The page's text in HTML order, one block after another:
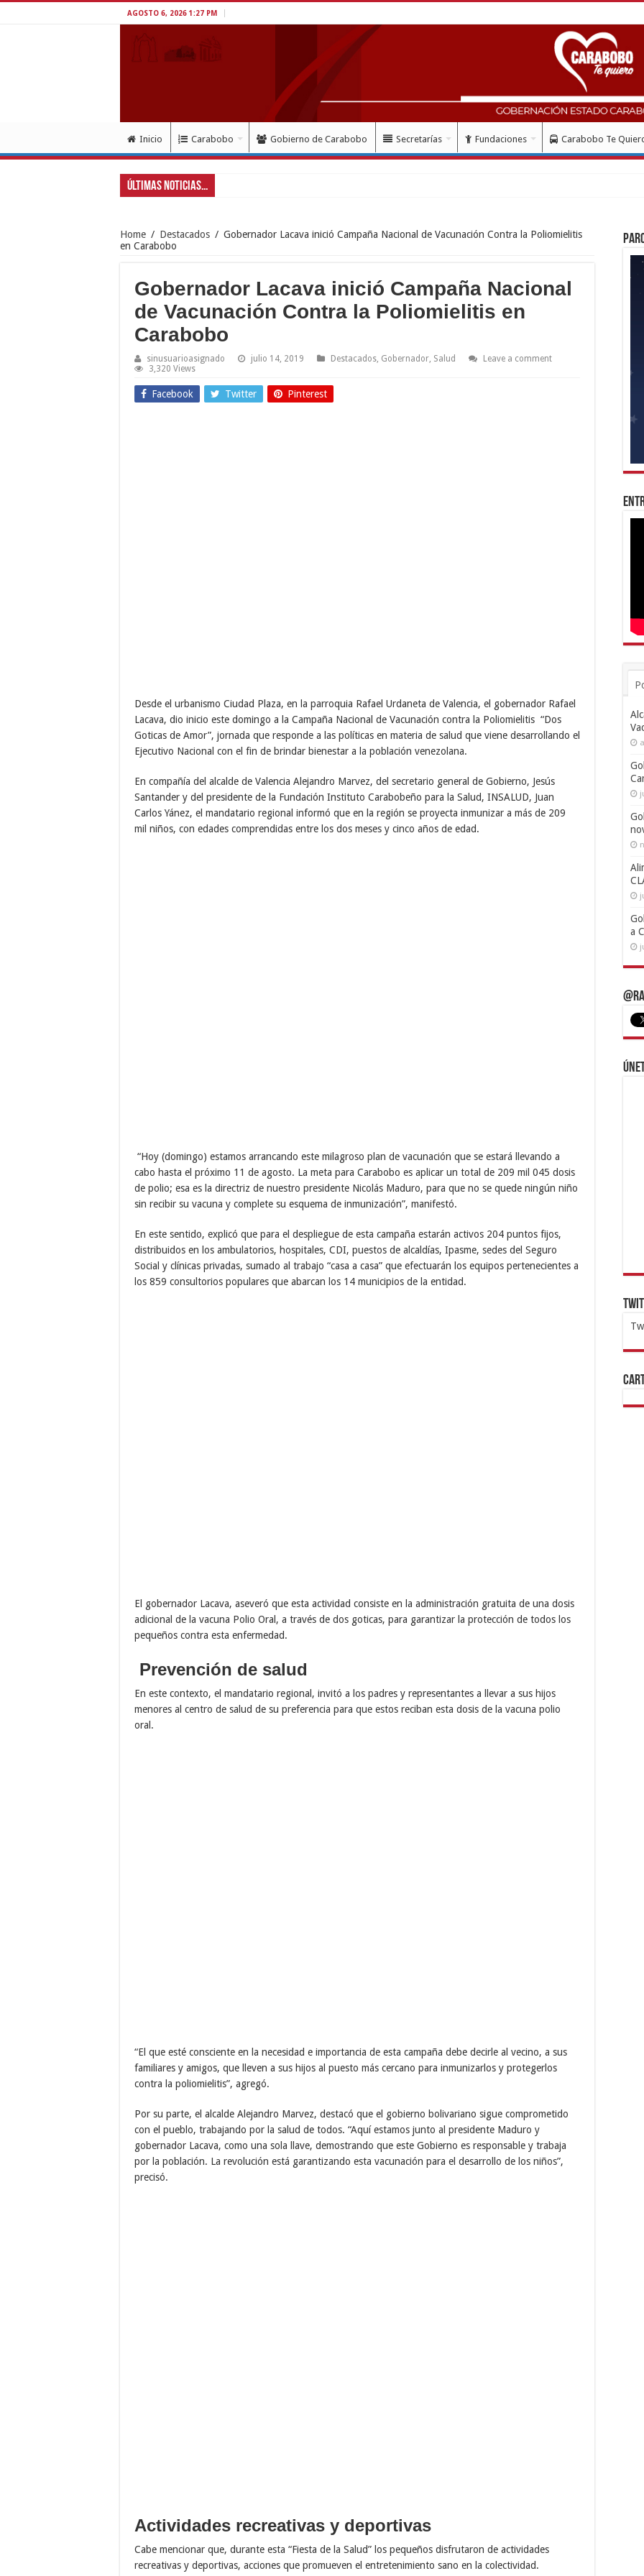
AGOSTO 6, 2026 1:27 PM
Inicio Carabobo Gobierno de Carabobo Secretarías Fundaciones Carabobo Te
Últimas Noticias...
Home / Destacados / Gobernador Lacava inició Campaña Nacional de Vacunación Contra la Poliomielitis
en Carabobo
Gobernador Lacava inició Campaña Nacional
de Vacunación Contra la Poliomielitis en
Carabobo
sinusuarioasignado julio 14, 2019 Destacados Gobernador Salud
Leave a comment
3,320 Views
Facebook Twitter Pinterest
Desde el urbanismo Ciudad Plaza, en la parroquia Rafael Urdaneta de Valencia, el gobernador Rafael
Lacava, dio inicio este domingo a la Campaña Nacional de Vacunación contra la Poliomielitis “Dos
Goticas de Amor”, jornada que responde a las políticas en materia de salud que viene desarrollando el
Ejecutivo Nacional con el fin de brindar bienestar a la población venezolana.
En compañía del alcalde de Valencia Alejandro Marvez, del secretario general de Gobierno, Jesús
Santander y del presidente de la Fundación Instituto Carabobeño para la Salud, INSALUD, Juan
Carlos Yánez, el mandatario regional informó que en la región se proyecta inmunizar a más de 209
mil niños, con edades comprendidas entre los dos meses y cinco años de edad.
“Hoy (domingo) estamos arrancando este milagroso plan de vacunación que se estará llevando a
cabo hasta el próximo 11 de agosto. La meta para Carabobo es aplicar un total de 209 mil 045 dosis
de polio; esa es la directriz de nuestro presidente Nicolás Maduro, para que no se quede ningún niño
sin recibir su vacuna y complete su esquema de inmunización”, manifestó.
En este sentido, explicó que para el despliegue de esta campaña estarán activos 204 puntos fijos,
distribuidos en los ambulatorios, hospitales, CDI, puestos de alcaldías, Ipasme, sedes del Seguro
Social y clínicas privadas, sumado al trabajo “casa a casa” que efectuarán los equipos pertenecientes a
los 859 consultorios populares que abarcan los 14 municipios de la entidad.
El gobernador Lacava, aseveró que esta actividad consiste en la administración gratuita de una dosis
adicional de la vacuna Polio Oral, a través de dos goticas, para garantizar la protección de todos los
pequeños contra esta enfermedad.
Prevención de salud
En este contexto, el mandatario regional, invitó a los padres y representantes a llevar a sus hijos
menores al centro de salud de su preferencia para que estos reciban esta dosis de la vacuna polio
oral.
“El que esté consciente en la necesidad e importancia de esta campaña debe decirle al vecino, a sus
familiares y amigos, que lleven a sus hijos al puesto más cercano para inmunizarlos y protegerlos
contra la poliomielitis”, agregó.
Por su parte, el alcalde Alejandro Marvez, destacó que el gobierno bolivariano sigue comprometido
con el pueblo, trabajando por la salud de todos. “Aquí estamos junto al presidente Maduro y
gobernador Lacava, como una sola llave, demostrando que este Gobierno es responsable y trabaja
por la población. La revolución está garantizando esta vacunación para el desarrollo de los niños”,
precisó.
Actividades recreativas y deportivas
Cabe mencionar que, durante esta “Fiesta de la Salud” los pequeños disfrutaron de actividades
recreativas y deportivas, acciones que promueven el entretenimiento sano en la colectividad.
a